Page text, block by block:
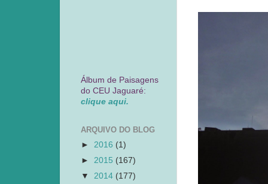
Álbum de Paisagens
do CEU Jaguaré:
clique aqui.
ARQUIVO DO BLOG
► 2016 (1)
► 2015 (167)
▼ 2014 (177)